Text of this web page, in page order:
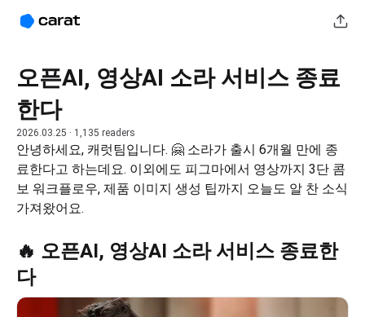
오픈AI, 영상AI 소라 서비스 종료
한다
2026.03.25 · 1,135 readers
안녕하세요, 캐럿팀입니다. 🤗 소라가 출시 6개월 만에 종
료한다고 하는데요. 이외에도 피그마에서 영상까지 3단 콤
보 워크플로우, 제품 이미지 생성 팁까지 오늘도 알 찬 소식
가져왔어요.
🔥 오픈AI, 영상AI 소라 서비스 종료한
다